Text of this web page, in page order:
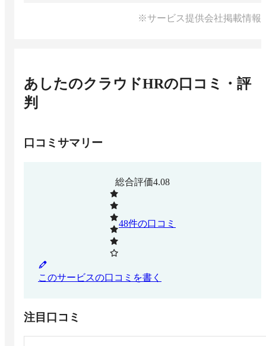
※サービス提供会社掲載情報
あしたのクラウドHRの口コミ・評
判
口コミサマリー
総合評価4.08
48件の口コミ
このサービスの口コミを書く
注目口コミ